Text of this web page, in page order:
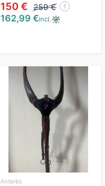
150 € 250 € ?
162,99 €incl.
Antarès